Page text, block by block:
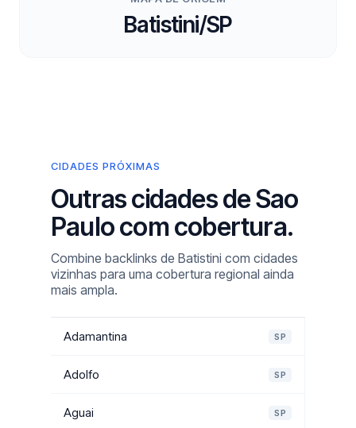
Batistini/SP
CIDADES PRÓXIMAS
Outras cidades de Sao
Paulo com cobertura.
Combine backlinks de Batistini com cidades
vizinhas para uma cobertura regional ainda
mais ampla.
Adamantina SP
Adolfo SP
Aguai SP